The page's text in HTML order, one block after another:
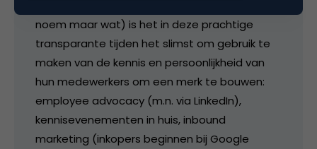
noem maar wat) is het in deze prachtige
transparante tijden het slimst om gebruik te
maken van de kennis en persoonlijkheid van
hun medewerkers om een merk te bouwen:
employee advocacy (m.n. via LinkedIn),
kennisevenementen in huis, inbound
marketing (inkopers beginnen bij Google